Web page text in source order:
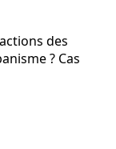
des
? Cas